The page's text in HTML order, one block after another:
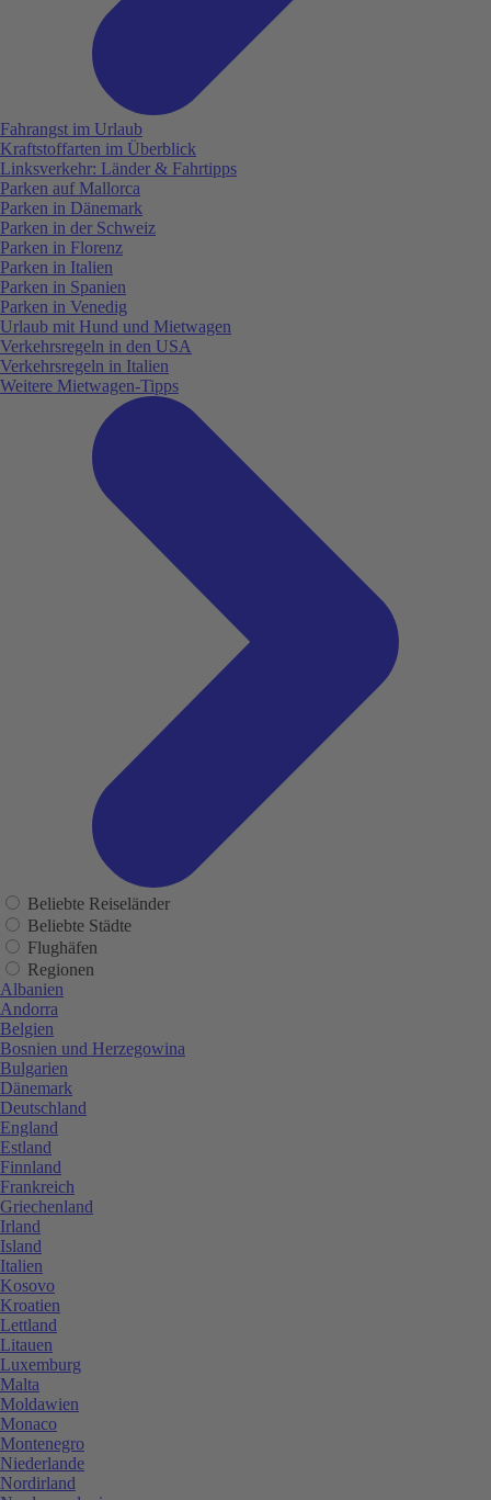
Fahrangst im Urlaub
Kraftstoffarten im Überblick
Linksverkehr: Länder & Fahrtipps
Parken auf Mallorca
Parken in Dänemark
Parken in der Schweiz
Parken in Florenz
Parken in Italien
Parken in Spanien
Parken in Venedig
Urlaub mit Hund und Mietwagen
Verkehrsregeln in den USA
Verkehrsregeln in Italien
Weitere Mietwagen-Tipps
Beliebte Reiseländer
Beliebte Städte
Flughäfen
Regionen
Albanien
Andorra
Belgien
Bosnien und Herzegowina
Bulgarien
Dänemark
Deutschland
England
Estland
Finnland
Frankreich
Griechenland
Irland
Island
Italien
Kosovo
Kroatien
Lettland
Litauen
Luxemburg
Malta
Moldawien
Monaco
Montenegro
Niederlande
Nordirland